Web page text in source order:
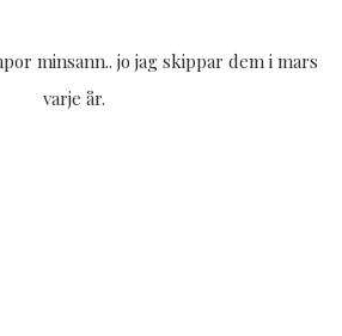
minsann.. jo jag skippar dem i mars
varje år.